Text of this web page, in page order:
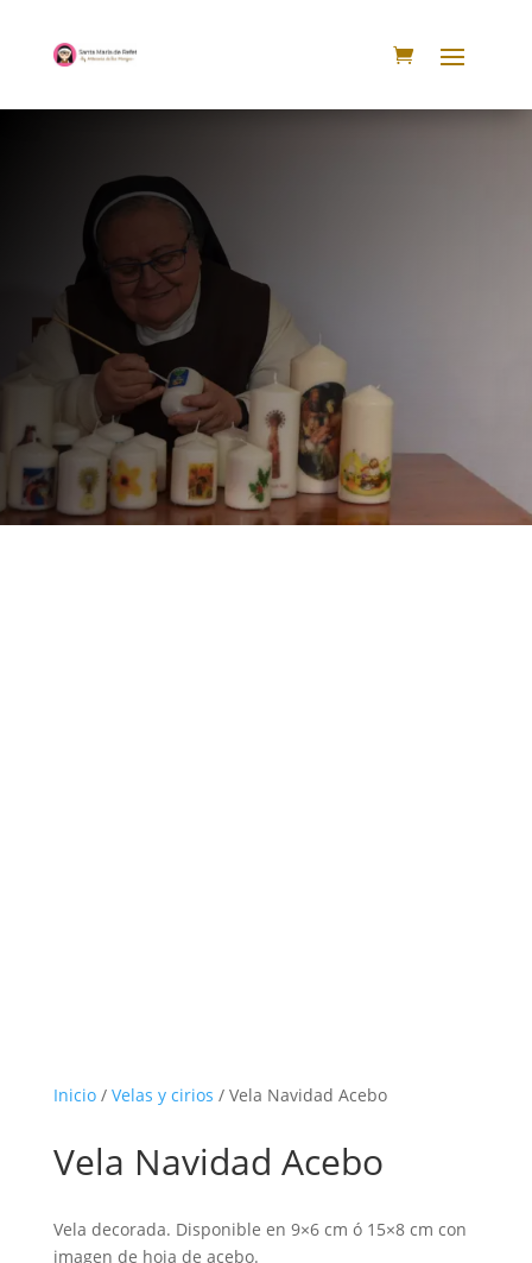
Inicio/ Velas y cirios / Vela Navidad Acebo
Vela Navidad Acebo
Vela decorada. Disponible en 9×6 cm ó 15×8 cm con
imagen de hoja de acebo.